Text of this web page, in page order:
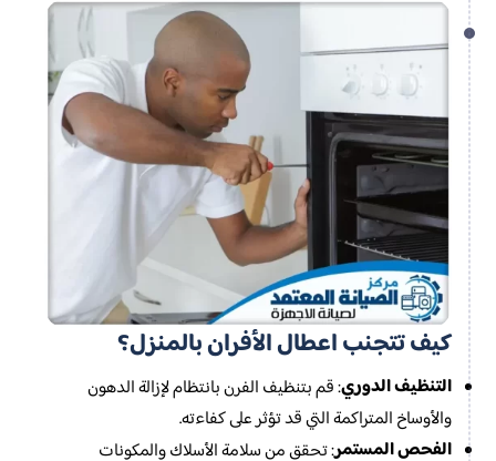
كيف تتجنب اعطال الأفران بالمنزل؟
التنظيف الدوري: قم بتنظيف الفرن بانتظام لإزالة الدهون
والأوساخ المتراكمة التي قد تؤثر على كفاءته.
الفحص المستمر: تحقق من سلامة الأسلاك والمكونات